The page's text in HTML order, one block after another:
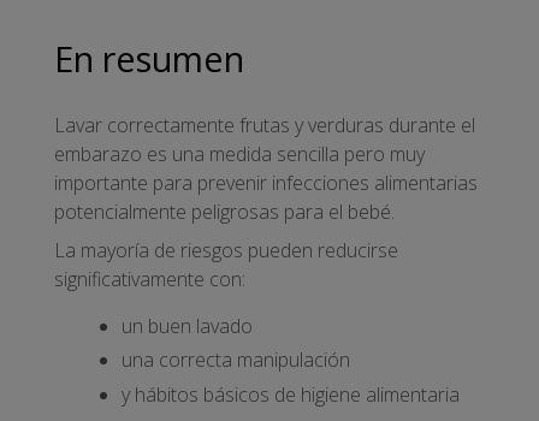
En resumen
Lavar correctamente frutas y verduras durante el
embarazo es una medida sencilla pero muy
importante para prevenir infecciones alimentarias
potencialmente peligrosas para el bebé.
La mayoría de riesgos pueden reducirse
significativamente con:
un buen lavado
una correcta manipulación
y hábitos básicos de higiene alimentaria